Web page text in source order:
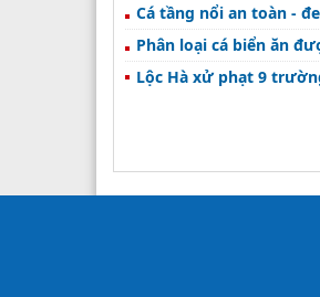
Cá tầng nổi an toàn -
Phân loại cá biển ăn
Lộc Hà xử phạt 9